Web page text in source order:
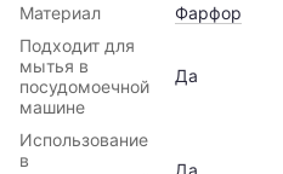
Материал
Фарфор
Подходит для
мытья в
посудомоечной
машине
Да
Использование
в